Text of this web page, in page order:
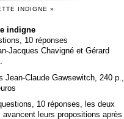
INDIGNE »
indigne
10 réponses
Jacques Chavigné et Gérard
Jean-Claude Gawsewitch, 240 p.,
10 réponses, les deux
avancent leurs propositions après